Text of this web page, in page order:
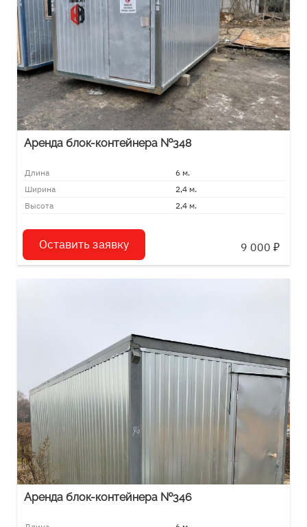
Аренда блок-контейнера №348
Длина
6 м.
Ширина
2,4 м.
Высота
2,4 м.
Оставить заявку 9 000 ₽
Аренда блок-контейнера №346